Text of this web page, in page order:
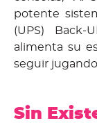
potente
(UPS)
alimenta su
seguir
Sin